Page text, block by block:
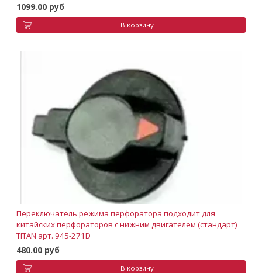
1099.00 руб
В корзину
Переключатель режима перфоратора подходит для
китайских перфораторов с нижним двигателем (стандарт)
TITAN арт. 945-271D
480.00 руб
В корзину